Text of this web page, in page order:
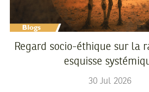
Regard socio-éthique sur la
esquisse
30 Jul 2026